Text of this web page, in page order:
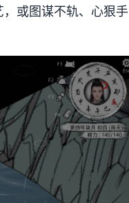
或图谋不轨、心狠手